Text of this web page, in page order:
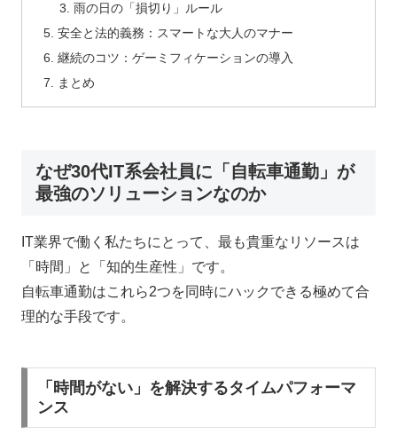
雨の日の「損切り」ルール
安全と法的義務：スマートな大人のマナー
継続のコツ：ゲーミフィケーションの導入
まとめ
なぜ30代IT系会社員に「自転車通勤」が
最強のソリューションなのか
IT業界で働く私たちにとって、最も貴重なリソースは
「時間」と「知的生産性」です。
自転車通勤はこれら2つを同時にハックできる極めて合
理的な手段です。
「時間がない」を解決するタイムパフォーマ
ンス